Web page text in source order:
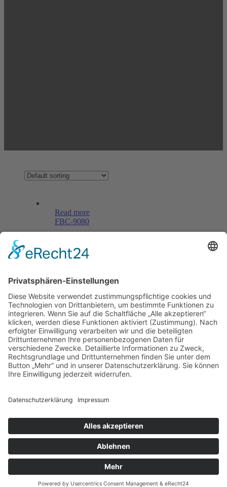
Read more
FBC-9080
Menü
Home
Kontakt
AGB
Datenschutzerklärung
Impressum
Anschrift
BSI Vertriebs GmbH
Telefax: 004961521873727
E-Mail: info@bsivertrieb.de